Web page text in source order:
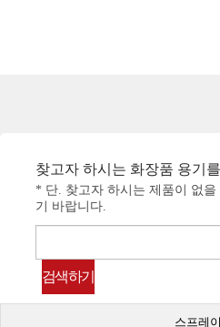
찾고자 하시는 화장품 용기
* 단. 찾고자 하시는 제품이 없을
기 바랍니다.
스프레